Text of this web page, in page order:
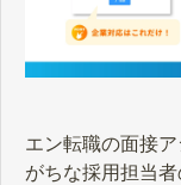
エン転職の面接
がちな採用担当